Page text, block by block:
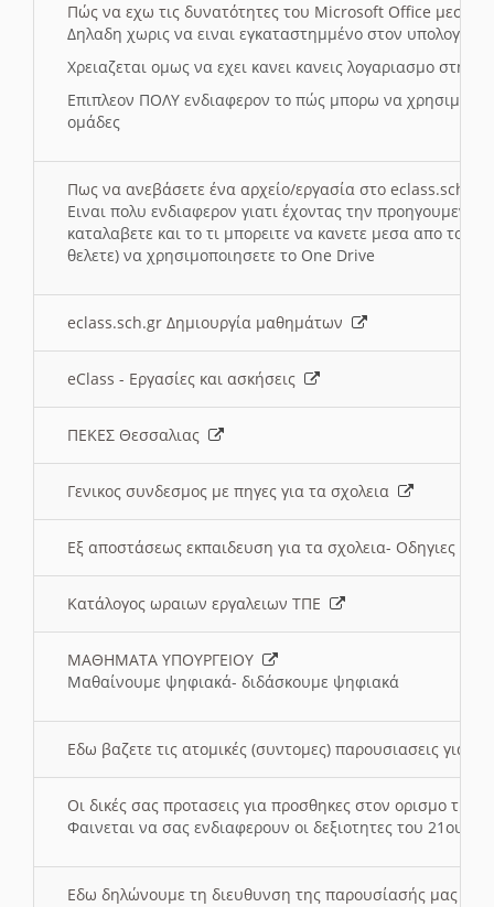
Πώς να εχω τις δυνατότητες του Microsoft Office μεσω
Δηλαδη χωρις να ειναι εγκαταστημμένο στον
Χρειαζεται ομως να εχει κανει κανεις λογαριασμο στη
Επιπλεον ΠΟΛΥ ενδιαφερον το πώς μπορω να
ομάδες
Πως να ανεβάσετε ένα αρχείο/εργασία στο eclass.sch.gr
Ειναι πολυ ενδιαφερον γιατι έχοντας την
καταλαβετε και το τι μπορειτε να κανετε μεσα απο το
θελετε) να χρησιμοποιησετε το One Drive
eclass.sch.gr Δημιουργία μαθημάτων
eClass - Εργασίες και ασκήσεις
ΠΕΚΕΣ Θεσσαλιας
Γενικος συνδεσμος με πηγες για τα σχολεια
Εξ αποστάσεως εκπαιδευση για τα σχολεια- Οδηγιες
Κατάλογος ωραιων εργαλειων ΤΠΕ
ΜΑΘΗΜΑΤΑ ΥΠΟΥΡΓΕΙΟΥ
Μαθαίνουμε ψηφιακά- διδάσκουμε ψηφιακά
Εδω βαζετε τις ατομικές (συντομες) παρουσιασεις για
Οι δικές σας προτασεις για προσθηκες στον ορισμο
Φαινεται να σας ενδιαφερουν οι δεξιοτητες του 21ου
Εδω δηλώνουμε τη διευθυνση της παρουσίασής μας